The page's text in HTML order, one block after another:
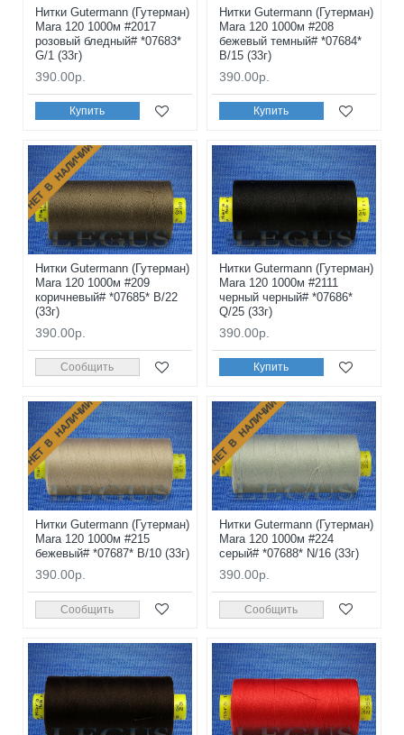
Нитки Gutermann (Гутерман)
Mara 120 1000м #2017
розовый бледный# *07683*
G/1 (33г)
390.00р.
Купить
Нитки Gutermann (Гутерман)
Mara 120 1000м #208
бежевый темный# *07684*
B/15 (33г)
390.00р.
Купить
НЕТ В НАЛИЧИИ
Нитки Gutermann (Гутерман)
Mara 120 1000м #209
коричневый# *07685* B/22
(33г)
390.00р.
Сообщить
Нитки Gutermann (Гутерман)
Mara 120 1000м #2111
черный черный# *07686*
Q/25 (33г)
390.00р.
Купить
НЕТ В НАЛИЧИИ
Нитки Gutermann (Гутерман)
Mara 120 1000м #215
бежевый# *07687* B/10 (33г)
390.00р.
Сообщить
НЕТ В НАЛИЧИИ
Нитки Gutermann (Гутерман)
Mara 120 1000м #224
серый# *07688* N/16 (33г)
390.00р.
Сообщить